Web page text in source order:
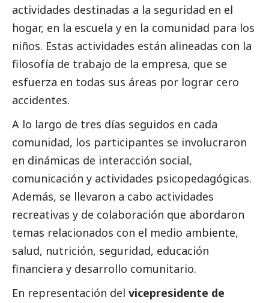
actividades destinadas a la seguridad en el
hogar, en la escuela y en la comunidad para los
niños. Estas actividades están alineadas con la
filosofía de trabajo de la empresa, que se
esfuerza en todas sus áreas por lograr cero
accidentes.
A lo largo de tres días seguidos en cada
comunidad, los participantes se involucraron
en dinámicas de interacción social,
comunicación y actividades psicopedagógicas.
Además, se llevaron a cabo actividades
recreativas y de colaboración que abordaron
temas relacionados con el medio ambiente,
salud, nutrición, seguridad, educación
financiera y desarrollo comunitario.
En representación del vicepresidente de